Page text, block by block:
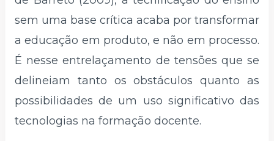
sem uma base crítica acaba por transformar
a educação em produto, e não em processo.
É nesse entrelaçamento de tensões que se
delineiam tanto os obstáculos quanto as
possibilidades de um uso significativo das
tecnologias na formação docente.